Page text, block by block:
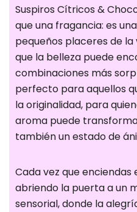
Suspiros Cítricos &
que una fragancia: es
pequeños placeres de
que la belleza puede
combinaciones más
perfecto para aquellos
la originalidad, para
aroma puede
también un estado de
Cada vez que enciendas
abriendo la puerta a un
sensorial, donde la